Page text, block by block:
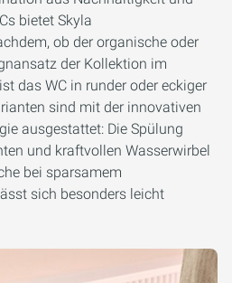
bietet Skyla
ob der organische oder
der Kollektion im
das WC in runder oder eckiger
sind mit der innovativen
ausgestattet: Die Spülung
und kraftvollen Wasserwirbel
bei sparsamem
sich besonders leicht